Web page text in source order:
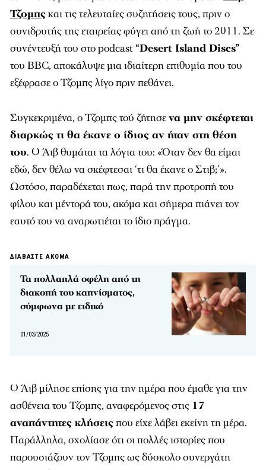
Τζομπςκαι τις τελευταίες συζητήσεις τους, πριν ο
συνιδρυτής της εταιρείας φύγει από τη ζωή το 2011. Σε
συνέντευξή του στο podcast“Desert Island Discs”
του BBC, αποκάλυψε μια ιδιαίτερη επιθυμία που του
εξέφρασε ο Τζομπς λίγο πριν πεθάνει.
Συγκεκριμένα, ο Τζομπς τού ζήτησενα μην σκέφτεται
διαρκώς τι θα έκανε ο ίδιος αν ήταν στη θέση
του. Ο Άιβ θυμάται τα λόγια του: «Όταν δεν θα είμαι
εδώ, δεν θέλω να σκέφτεσαι ‘τι θα έκανε ο Στιβ;’».
Ωστόσο, παραδέχεται πως, παρά την προτροπή του
φίλου και μέντορά του, ακόμα και σήμερα πιάνει τον
εαυτό του να αναρωτιέται το ίδιο πράγμα.
ΔΙΑΒΑΣΤΕ ΑΚΟΜΑ
Τα πολλαπλά οφέλη από τη
διακοπή του καπνίσματος,
σύμφωνα με ειδικό
01/03/2025
Ο Άιβ μίλησε επίσης για την ημέρα που έμαθε για την
ασθένεια του Τζομπς, αναφερόμενος στις 17
αναπάντητες κλήσειςπου είχε λάβει εκείνη τη μέρα.
Παράλληλα, σχολίασε ότι οι πολλές ιστορίες που
παρουσιάζουν τον Τζομπς ως δύσκολο συνεργάτη